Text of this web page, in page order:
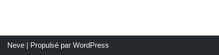
Neve | Propulsé par WordPress